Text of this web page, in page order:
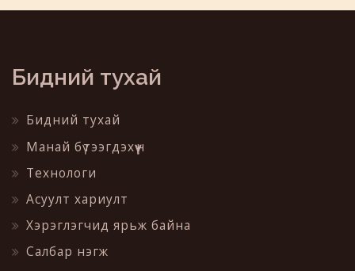
Бидний тухай
Бидний тухай
Манай бүтээгдэхүүн
Технологи
Асуулт хариулт
Хэрэглэгчид ярьж байна
Салбар нэгж